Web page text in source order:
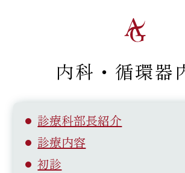
内科・循環器
診療科部長紹介
診療内容
初診